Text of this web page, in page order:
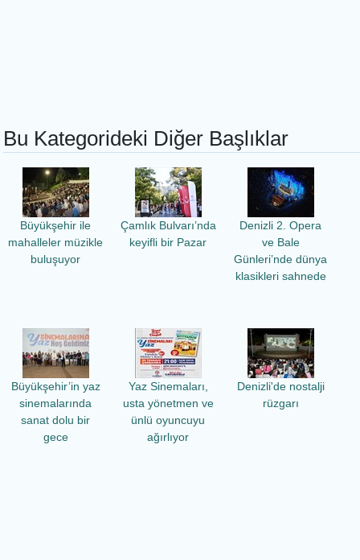
Bu Kategorideki Diğer Başlıklar
Büyükşehir ile
mahalleler müzikle
buluşuyor
Çamlık Bulvarı’nda
keyifli bir Pazar
Denizli 2. Opera
ve Bale
Günleri’nde dünya
klasikleri sahnede
Büyükşehir’in yaz
sinemalarında
sanat dolu bir
gece
Yaz Sinemaları,
usta yönetmen ve
ünlü oyuncuyu
ağırlıyor
Denizli'de nostalji
rüzgarı